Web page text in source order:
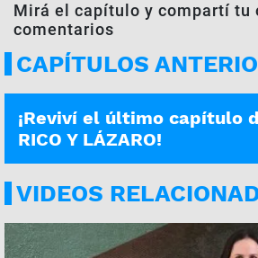
Mirá el capítulo y compartí tu
comentarios
CAPÍTULOS
26-02-2019
¡Reviví el último capítulo
RICO Y LÁZARO!
VIDEOS